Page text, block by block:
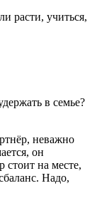
расти, учиться,
в семье?
неважно
он
стоит на месте,
Надо,